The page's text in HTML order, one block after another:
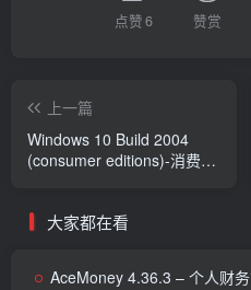
点赞6 赞赏
上一篇
Windows 10 Build 2004
(consumer editions)-消费者
大家都在看
AceMoney 4.36.3 – 个人财